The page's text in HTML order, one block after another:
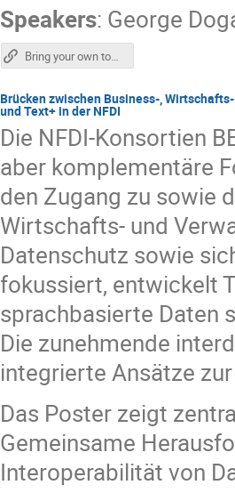
Speakers: George
Bring your own topic: Entwicklungen der offenen Text+ Veranstaltungsreihe "Show and Tell" (Poster)
Brücken zwischen Business-,
und Text+ in der NFDI
Die NFDI-Konsortien
aber komplementäre
den Zugang zu sowie
Wirtschafts- und
Datenschutz sowie
fokussiert, entwickelt
sprachbasierte Daten
Die zunehmende
integrierte Ansätze
Das Poster zeigt
Gemeinsame
Interoperabilität von